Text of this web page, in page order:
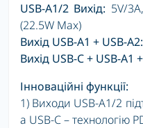
USB-A1/2 Вихід: 5V/
(22.5W Max)
Вихід USB-A1 + USB-A2:
Вихід USB-C + USB-A1
Інноваційні функції:
1) Виходи USB-A1/2
а USB-C – технологію